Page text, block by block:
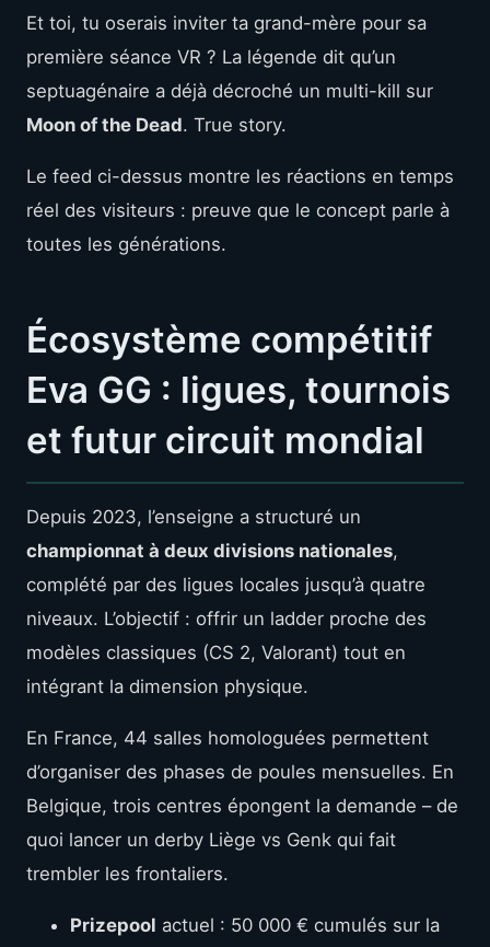
Et toi, tu oserais inviter ta grand-mère pour sa
première séance VR ? La légende dit qu’un
septuagénaire a déjà décroché un multi-kill sur
Moon of the Dead. True story.
Le feed ci-dessus montre les réactions en temps
réel des visiteurs : preuve que le concept parle à
toutes les générations.
Écosystème compétitif
Eva GG : ligues, tournois
et futur circuit mondial
Depuis 2023, l’enseigne a structuré un
championnat à deux divisions nationales,
complété par des ligues locales jusqu’à quatre
niveaux. L’objectif : offrir un ladder proche des
modèles classiques (CS 2, Valorant) tout en
intégrant la dimension physique.
En France, 44 salles homologuées permettent
d’organiser des phases de poules mensuelles. En
Belgique, trois centres épongent la demande – de
quoi lancer un derby Liège vs Genk qui fait
trembler les frontaliers.
Prizepool actuel : 50 000 € cumulés sur la